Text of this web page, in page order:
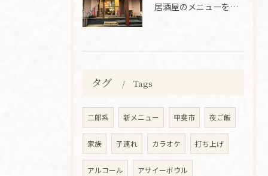
居酒屋のメニューを徹底解説し甲斐市で好みの一軒を選ぶためのポイント
タグ Tags
二郎系 新メニュー 甲斐市 夜ご飯
家族 子連れ カラオケ 打ち上げ
アルコール アサイーボウル